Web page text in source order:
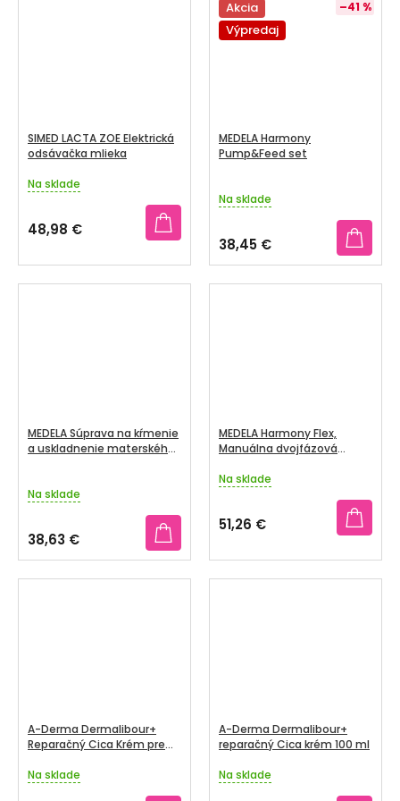
hviezdičiek.
SIMED LACTA ZOE Elektrická
odsávačka mlieka
Priemerné
produktu
je
z
5
Na sklade
48,98 €
Akcia
Výpredaj
–41 %
MEDELA Harmony
Pump&Feed set
Na sklade
38,45 €
MEDELA Súprava na kŕmenie
a uskladnenie materského
Na sklade
38,63 €
MEDELA Harmony Flex,
Manuálna dvojfázová
Priemerné
produktu
je
z
5
Na sklade
51,26 €
A-Derma Dermalibour+
Reparačný Cica Krém pre
Priemerné
Na sklade
A-Derma Dermalibour+
reparačný Cica krém 100 ml
Priemerné
Na sklade